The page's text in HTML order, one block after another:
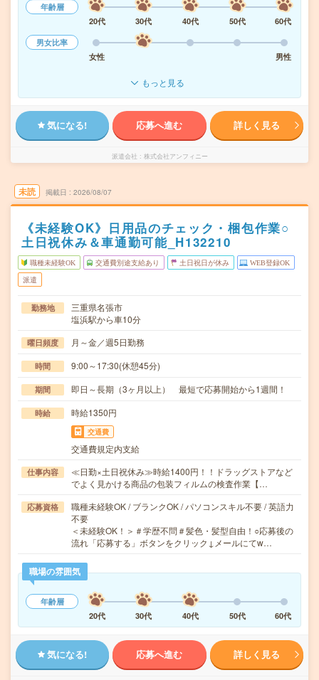
年齢層
20代
30代 40代 50代
60代
男女比率
女性
男性
もっと見る
気になる! 応募へ進む 詳しく見る
派遣会社 株式会社アンフィニー
未読 掲載日 2026/08/07
《未経験OK》日用品のチェック・梱包作業○
土日祝休み＆車通勤可能_H132210
職種未経験OK 交通費別途支給あり 土日祝日が休み WEB登録OK
派遣
勤務地
三重県名張市
塩浜駅から車10分
曜日頻度 月～金／週5日勤務
時間 9:00～17:30(休憩45分)
期間 即日～長期（3ヶ月以上） 最短で応募開始から1週間！
時給 時給1350円
交通費
交通費規定内支給
仕事内容
≪日勤×土日祝休み≫時給1400円！！ドラッグストアなど
でよく見かける商品の包装フィルムの検査作業【…
応募資格
職種未経験OK / ブランクOK / パソコンスキル不要 / 英語力
不要
＜未経験OK！＞＃学歴不問＃髪色・髪型自由！○応募後の
流れ「応募する」ボタンをクリック↓メールにてw…
職場の雰囲気
年齢層
20代
30代 40代 50代 60代
気になる! 応募へ進む 詳しく見る